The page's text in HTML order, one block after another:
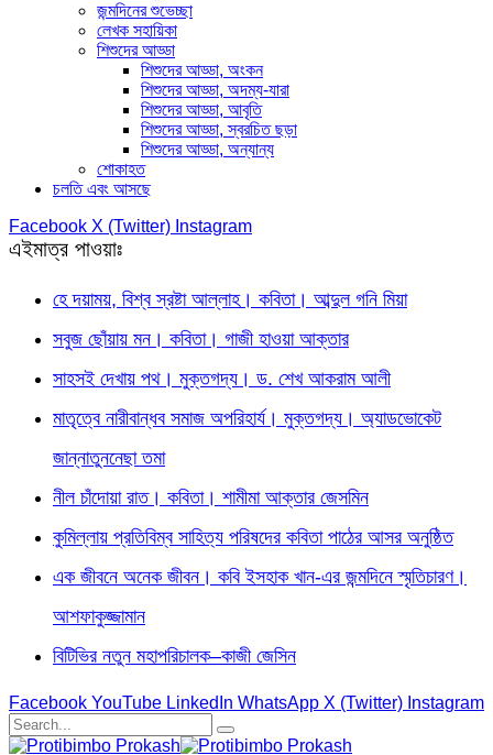
জন্মদিনের শুভেচ্ছা
লেখক সহায়িকা
শিশুদের আড্ডা
শিশুদের আড্ডা, অংকন
শিশুদের আড্ডা, অদম্য-যারা
শিশুদের আড্ডা, আবৃতি
শিশুদের আড্ডা, স্বরচিত ছড়া
শিশুদের আড্ডা, অন্যান্য
শোকাহত
চলতি এবং আসছে
Facebook X (Twitter) Instagram
এইমাত্র পাওয়াঃ
হে দয়াময়, বিশ্ব স্রষ্টা আল্লাহ। কবিতা। আব্দুল গনি মিয়া
সবুজ ছোঁয়ায় মন। কবিতা। গাজী হাওয়া আক্তার
সাহসই দেখায় পথ। মুক্তগদ্য। ড. শেখ আকরাম আলী
মাতৃত্বে নারীবান্ধব সমাজ অপরিহার্য। মুক্তগদ্য। অ্যাডভোকেট
জান্নাতুননেছা তমা
নীল চাঁদোয়া রাত। কবিতা। শামীমা আক্তার জেসমিন
কুমিল্লায় প্রতিবিম্ব সাহিত্য পরিষদের কবিতা পাঠের আসর অনুষ্ঠিত
এক জীবনে অনেক জীবন। কবি ইসহাক খান-এর জন্মদিনে স্মৃতিচারণ।
আশফাকুজ্জামান
বিটিভির নতুন মহাপরিচালক–কাজী জেসিন
Facebook YouTube LinkedIn WhatsApp X (Twitter) Instagram